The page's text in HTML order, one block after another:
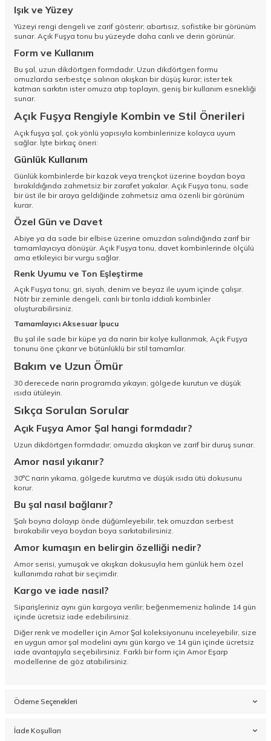
Işık ve Yüzey
Yüzeyi rengi dengeli ve zarif gösterir; abartısız, sofistike bir görünüm
sunar. Açık Fuşya tonu bu yüzeyde daha canlı ve derin görünür.
Form ve Kullanım
Bu şal, uzun dikdörtgen formdadır. Uzun dikdörtgen formu
omuzlarda serbestçe salınan akışkan bir düşüş kurar; ister tek
katman sarkıtın ister omuza atıp toplayın, geniş bir kullanım esnekliği
sunar.
Açık Fuşya Rengiyle Kombin ve Stil Önerileri
Açık fuşya şal, çok yönlü yapısıyla kombinlerinize kolayca uyum
sağlar. İşte birkaç öneri:
Günlük Kullanım
Günlük kombinlerde bir kazak veya trençkot üzerine boydan boya
bırakıldığında zahmetsiz bir zarafet yakalar. Açık Fuşya tonu, sade
bir üst ile bir araya geldiğinde zahmetsiz ama özenli bir görünüm
kurar.
Özel Gün ve Davet
Abiye ya da sade bir elbise üzerine omuzdan salındığında zarif bir
tamamlayıcıya dönüşür. Açık Fuşya tonu, davet kombinlerinde ölçülü
ama etkileyici bir vurgu sağlar.
Renk Uyumu ve Ton Eşleştirme
Açık Fuşya tonu; gri, siyah, denim ve beyaz ile uyum içinde çalışır.
Nötr bir zeminle dengeli, canlı bir tonla iddialı kombinler
oluşturabilirsiniz.
Tamamlayıcı Aksesuar İpucu
Bu şal ile sade bir küpe ya da narin bir kolye kullanmak, Açık Fuşya
tonunu öne çıkarır ve bütünlüklü bir stil tamamlar.
Bakım ve Uzun Ömür
30 derecede narin programda yıkayın; gölgede kurutun ve düşük
ısıda ütüleyin.
Sıkça Sorulan Sorular
Açık Fuşya Amor Şal hangi formdadır?
Uzun dikdörtgen formdadır; omuzda akışkan ve zarif bir duruş sunar.
Amor nasıl yıkanır?
30°C narin yıkama, gölgede kurutma ve düşük ısıda ütü dokusunu
korur.
Bu şal nasıl bağlanır?
Şalı boyna dolayıp önde düğümleyebilir, tek omuzdan serbest
bırakabilir veya boydan boya sarkıtabilirsiniz.
Amor kumaşın en belirgin özelliği nedir?
Amor serisi, yumuşak ve akışkan dokusuyla hem günlük hem özel
kullanımda rahat bir seçimdir.
Kargo ve iade nasıl?
Siparişleriniz aynı gün kargoya verilir; beğenmemeniz halinde 14 gün
içinde ücretsiz iade edebilirsiniz.
Diğer renk ve modeller için Amor Şal koleksiyonunu inceleyebilir, size
en uygun amor şal modelini aynı gün kargo ve 14 gün içinde ücretsiz
iade avantajıyla seçebilirsiniz. Farklı bir form için Amor Eşarp
modellerine de göz atabilirsiniz.
Ödeme Seçenekleri
İade Koşulları